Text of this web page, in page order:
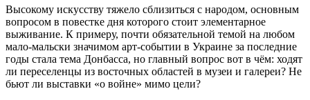
Высокому искусству тяжело сблизиться с народом, основным
вопросом в повестке дня которого стоит элементарное
выживание. К примеру, почти обязательной темой на любом
мало-мальски значимом арт-событии в Украине за последние
годы стала тема Донбасса, но главный вопрос вот в чём: ходят
ли переселенцы из восточных областей в музеи и галереи? Не
бьют ли выставки «о войне» мимо цели?